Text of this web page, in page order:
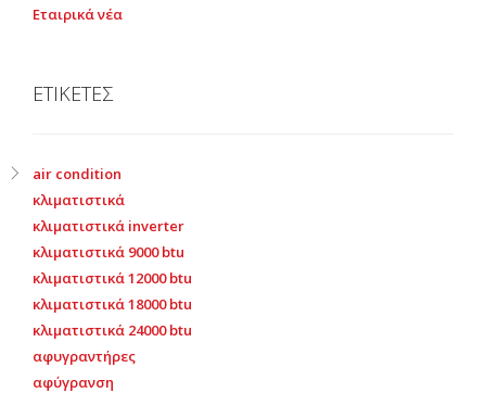
Εταιρικά νέα
ΕΤΙΚΕΤΕΣ
air condition
κλιματιστικά
κλιματιστικά inverter
κλιματιστικά 9000 btu
κλιματιστικά 12000 btu
κλιματιστικά 18000 btu
κλιματιστικά 24000 btu
αφυγραντήρες
αφύγρανση